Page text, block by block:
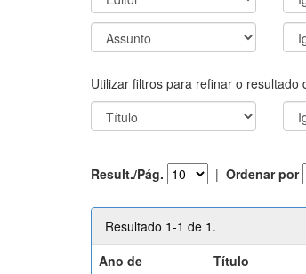
Utilizar filtros para refinar o resultado
Result./Pág. | Ordenar por
Resultado 1-1 de 1.
Ano de
Título